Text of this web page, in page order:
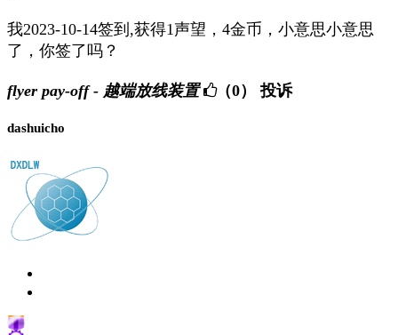
我2023-10-14签到,获得1声望，4金币，小意思小意思
了，你签了吗？
flyer pay-off - 越端放线装置 （0） 投诉
dashuicho